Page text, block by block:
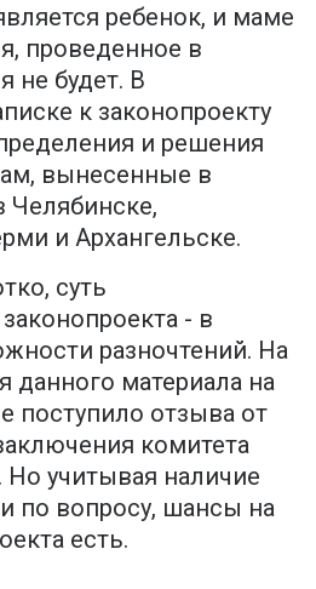
ребенок, и маме
проведенное в
не будет. В
к законопроекту
и решения
вынесенные в
Челябинске,
и Архангельске.
суть
- в
разночтений. На
данного материала на
поступило отзыва от
комитета
Но учитывая наличие
по вопросу, шансы на
есть.